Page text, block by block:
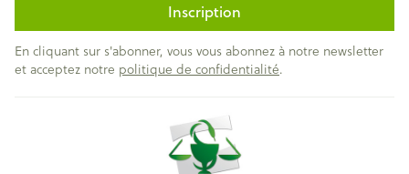
Inscription
En cliquant sur s'abonner, vous vous abonnez à notre newsletter
et acceptez notre politique de confidentialité.